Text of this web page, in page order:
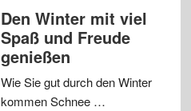
Den Winter mit viel
Spaß und Freude
genießen
Wie Sie gut durch den Winter
kommen Schnee …